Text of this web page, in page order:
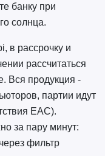
банку при
солнца.
в рассрочку и
рассчитаться
Вся продукция -
партии идут
ЕАС).
за пару минут:
фильтр